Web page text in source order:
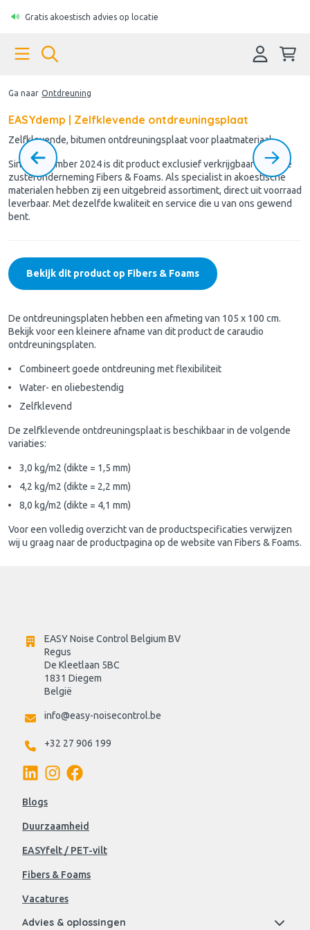
Gratis akoestisch advies op locatie
Ga naar Ontdreuning
EASYdemp | Zelfklevende ontdreuningsplaat
Zelfklevende, bitumen ontdreuningsplaat voor plaatmateriaal
Sinds november 2024 is dit product exclusief verkrijgbaar via onze
zusteronderneming Fibers & Foams. Als specialist in akoestische
materialen hebben zij een uitgebreid assortiment, direct uit voorraad
leverbaar. Met dezelfde kwaliteit en service die u van ons gewend
bent.
Bekijk dit product op Fibers & Foams
De ontdreuningsplaten hebben een afmeting van 105 x 100 cm.
Bekijk voor een kleinere afname van dit product de caraudio
ontdreuningsplaten.
Combineert goede ontdreuning met flexibiliteit
Water- en oliebestendig
Zelfklevend
De zelfklevende ontdreuningsplaat is beschikbaar in de volgende
variaties:
3,0 kg/m2 (dikte = 1,5 mm)
4,2 kg/m2 (dikte = 2,2 mm)
8,0 kg/m2 (dikte = 4,1 mm)
Voor een volledig overzicht van de productspecificaties verwijzen
wij u graag naar de productpagina op de website van Fibers & Foams.
EASY Noise Control Belgium BV
Regus
De Kleetlaan 5BC
1831 Diegem
België
info@easy-noisecontrol.be
+32 27 906 199
Blogs
Duurzaamheid
EASYfelt / PET-vilt
Fibers & Foams
Vacatures
Advies & oplossingen